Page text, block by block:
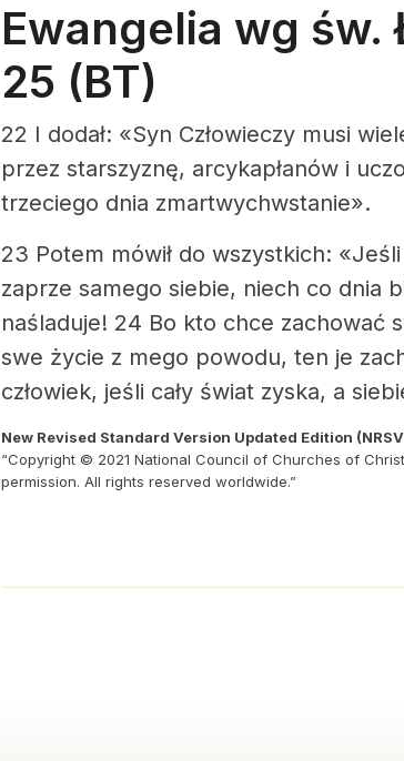
Ewangelia wg św.
25 (BT)
22 I dodał: «Syn Człowieczy musi
przez starszyznę, arcykapłanów i
trzeciego dnia zmartwychwstanie».
23 Potem mówił do wszystkich:
zaprze samego siebie, niech co dnia
naśladuje! 24 Bo kto chce zachować
swe życie z mego powodu, ten je
człowiek, jeśli cały świat zyska, a
New Revised Standard Version Updated Edition
“Copyright © 2021 National Council of Churches of
permission. All rights reserved worldwide.”